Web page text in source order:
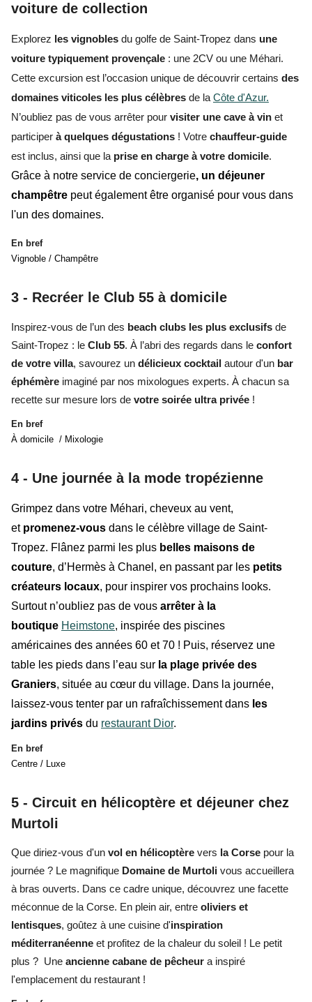
voiture de collection
Explorez les vignobles du golfe de Saint-Tropez dans une
voiture typiquement provençale : une 2CV ou une Méhari.
Cette excursion est l’occasion unique de découvrir certains des
domaines viticoles les plus célèbres de la Côte d'Azur.
N’oubliez pas de vous arrêter pour visiter une cave à vin et
participer à quelques dégustations ! Votre chauffeur-guide
est inclus, ainsi que la prise en charge à votre domicile.
Grâce à notre service de conciergerie, un déjeuner
champêtre peut également être organisé pour vous dans
l'un des domaines.
En bref
Vignoble / Champêtre
3 - Recréer le Club 55 à domicile
Inspirez-vous de l’un des beach clubs les plus exclusifs de
Saint-Tropez : le Club 55. À l’abri des regards dans le confort
de votre villa, savourez un délicieux cocktail autour d'un bar
éphémère imaginé par nos mixologues experts. À chacun sa
recette sur mesure lors de votre soirée ultra privée !
En bref
À domicile / Mixologie
4 - Une journée à la mode tropézienne
Grimpez dans votre Méhari, cheveux au vent,
et promenez-vous dans le célèbre village de Saint-
Tropez. Flânez parmi les plus belles maisons de
couture, d’Hermès à Chanel, en passant par les petits
créateurs locaux, pour inspirer vos prochains looks.
Surtout n’oubliez pas de vous arrêter à la
boutique Heimstone, inspirée des piscines
américaines des années 60 et 70 ! Puis, réservez une
table les pieds dans l’eau sur la plage privée des
Graniers, située au cœur du village. Dans la journée,
laissez-vous tenter par un rafraîchissement dans les
jardins privés du restaurant Dior.
En bref
Centre / Luxe
5 - Circuit en hélicoptère et déjeuner chez
Murtoli
Que diriez-vous d'un vol en hélicoptère vers la Corse pour la
journée ? Le magnifique Domaine de Murtoli vous accueillera
à bras ouverts. Dans ce cadre unique, découvrez une facette
méconnue de la Corse. En plein air, entre oliviers et
lentisques, goûtez à une cuisine d'inspiration
méditerranéenne et profitez de la chaleur du soleil ! Le petit
plus ? Une ancienne cabane de pêcheur a inspiré
l'emplacement du restaurant !